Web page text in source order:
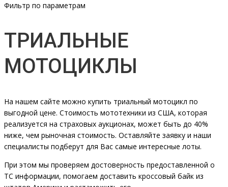
Фильтр по параметрам
ТРИАЛЬНЫЕ
МОТОЦИКЛЫ
На нашем сайте можно купить триальный мотоцикл по
выгодной цене. Стоимость мототехники из США, которая
реализуется на страховых аукционах, может быть до 40%
ниже, чем рыночная стоимость. Оставляйте заявку и наши
специалисты подберут для Вас самые интересные лоты.
При этом мы проверяем достоверность предоставленной о
ТС информации, помогаем доставить кроссовый байк из